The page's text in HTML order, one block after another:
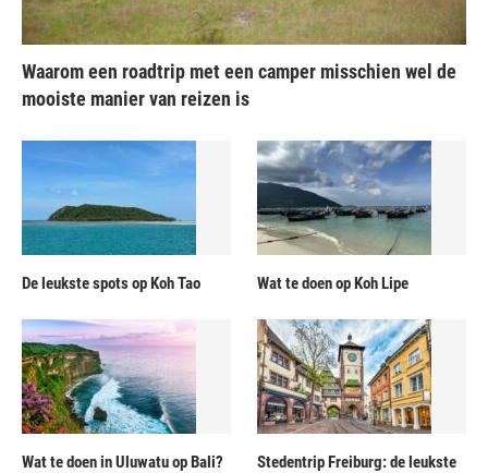
Waarom een roadtrip met een camper misschien wel de
mooiste manier van reizen is
De leukste spots op Koh Tao Wat te doen op Koh Lipe
Wat te doen in Uluwatu op Bali?
Stedentrip Freiburg: de leukste